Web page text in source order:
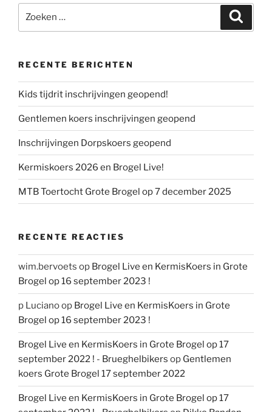
naar:
RECENTE BERICHTEN
Kids tijdrit inschrijvingen geopend!
Gentlemen koers inschrijvingen geopend
Inschrijvingen Dorpskoers geopend
Kermiskoers 2026 en Brogel Live!
MTB Toertocht Grote Brogel op 7 december 2025
RECENTE REACTIES
wim.bervoets op Brogel Live en KermisKoers in Grote
Brogel op 16 september 2023 !
p Lucianoop Brogel Live en KermisKoers in Grote
Brogel op 16 september 2023 !
Brogel Live en KermisKoers in Grote Brogel op 17
september 2022 ! - Brueghelbikers op Gentlemen
koers Grote Brogel 17 september 2022
Brogel Live en KermisKoers in Grote Brogel op 17